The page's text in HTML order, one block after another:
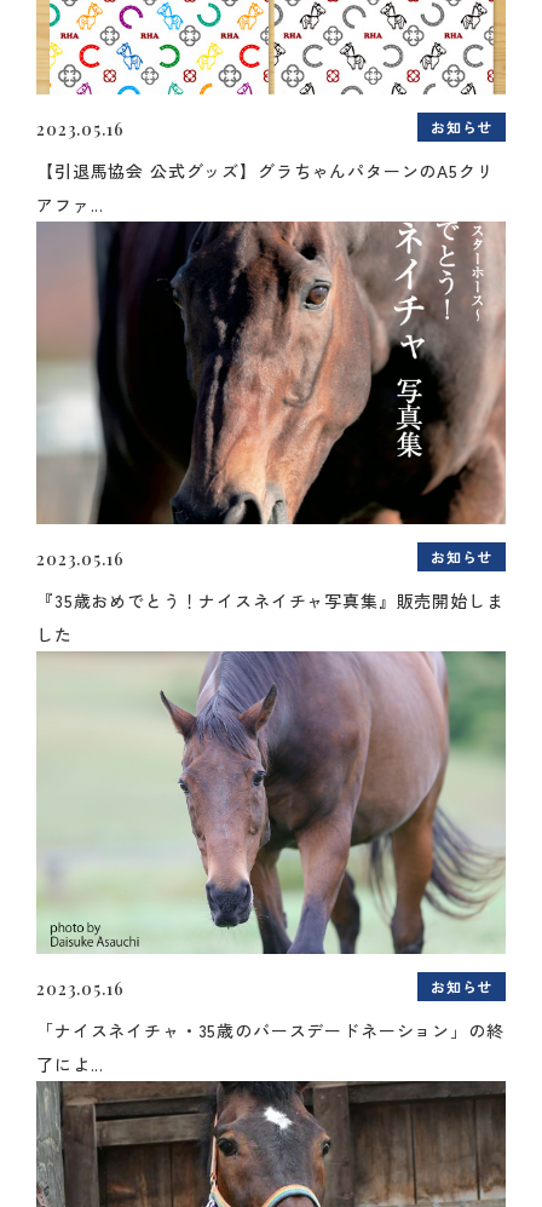
2023.05.16 お知らせ
【引退馬協会 公式グッズ】グラちゃんパターンのA5クリ
アファ...
2023.05.16 お知らせ
『35歳おめでとう！ナイスネイチャ写真集』販売開始しま
した
2023.05.16 お知らせ
「ナイスネイチャ・35歳のバースデードネーション」の終
了によ...